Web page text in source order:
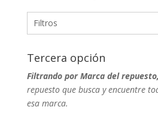
Nissan1
Filtros
Chevrolet Cruze1
Nissan Urvan1
Tercera opción
Filtrando por Marca del repuesto,
repuesto que busca y encuentre
esa marca.